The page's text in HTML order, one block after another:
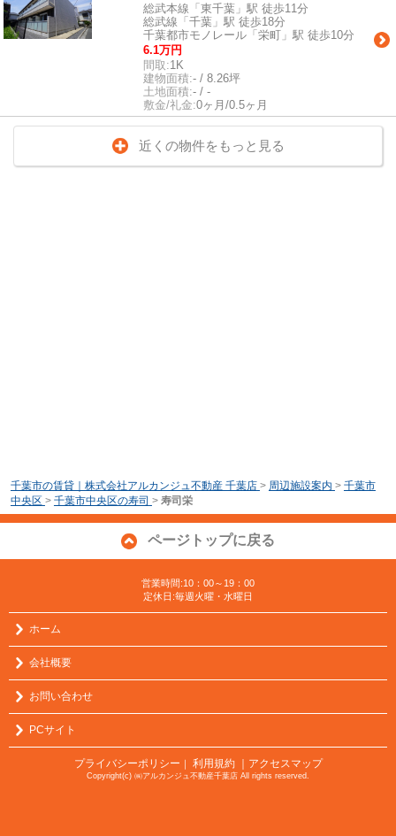
総武本線「東千葉」駅 徒歩11分
総武線「千葉」駅 徒歩18分
千葉都市モノレール「栄町」駅 徒歩10分
6.1万円
間取:1K
建物面積:- / 8.26坪
土地面積:- / -
敷金/礼金:0ヶ月/0.5ヶ月
近くの物件をもっと見る
千葉市の賃貸｜株式会社アルカンジュ不動産 千葉店 > 周辺施設案内 > 千葉市
中央区 > 千葉市中央区の寿司 > 寿司栄
ページトップに戻る
営業時間:10：00～19：00
定休日:毎週火曜・水曜日
ホーム
会社概要
お問い合わせ
PCサイト
プライバシーポリシー ｜ 利用規約 ｜アクセスマップ
Copyright(c) ㈱アルカンジュ不動産千葉店 All rights reserved.